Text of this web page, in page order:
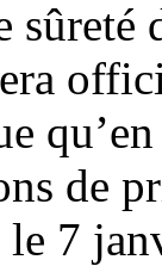
sûreté
de
le 7